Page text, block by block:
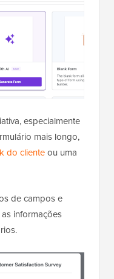
especialmente
mais longo,
do clienteou uma
de campos e
informações